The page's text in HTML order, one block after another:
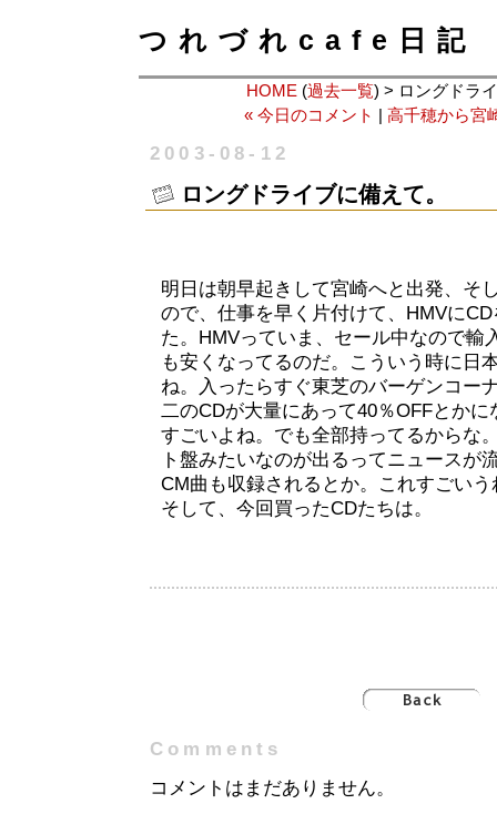
つれづれcafe日記
HOME (過去一覧) > ロングドラ
« 今日のコメント
高千穂から宮
2003-08-12
ロングドライブに備えて。
明日は朝早起きして宮崎へと出発、そ
ので、仕事を早く片付けて、HMVに
た。HMVっていま、セール中なので輸
も安くなってるのだ。こういう時に日
ね。入ったらすぐ東芝のバーゲンコー
二のCDが大量にあって40％OFFとか
すごいよね。でも全部持ってるからな
ト盤みたいなのが出るってニュースが
CM曲も収録されるとか。これすごい
そして、今回買ったCDたちは。
Comments
コメントはまだありません。